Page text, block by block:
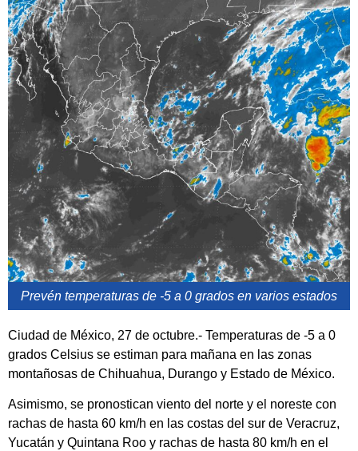
Prevén temperaturas de -5 a 0 grados en varios estados
Ciudad de México, 27 de octubre.- Temperaturas de -5 a 0
grados Celsius se estiman para mañana en las zonas
montañosas de Chihuahua, Durango y Estado de México.
Asimismo, se pronostican viento del norte y el noreste con
rachas de hasta 60 km/h en las costas del sur de Veracruz,
Yucatán y Quintana Roo y rachas de hasta 80 km/h en el